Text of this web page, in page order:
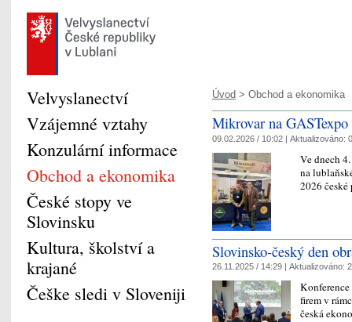
Úvod > Obchod a ekonomika
Mikrovar na GASTexpo
09.02.2026 / 10:02 | Aktualizováno:
Ve dnech
na
2026
Slovinsko-český den
26.11.2025 / 14:29 | Aktualizováno:
Konference
firem v
česká
Velvyslanectví
Vzájemné vztahy
Konzulární informace
Obchod a ekonomika
České stopy ve
Slovinsku
Kultura, školství a
krajané
Češke sledi v Sloveniji